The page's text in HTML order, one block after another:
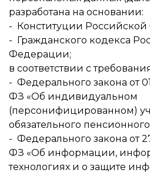
разработана на основании:
- Конституции
- Гражданского кодекса
Федерации;
в соответствии с
- Федерального закона от
ФЗ «Об индивидуальном
(персонифицированном)
обязательного
- Федерального закона от
ФЗ «Об информации,
технологиях и о защите